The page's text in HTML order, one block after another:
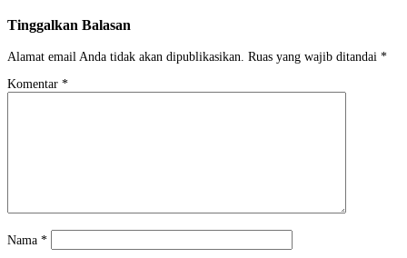
Tinggalkan Balasan
Alamat email Anda tidak akan dipublikasikan. Ruas yang wajib ditandai *
Komentar *
Nama *